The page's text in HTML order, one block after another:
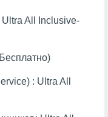
Ultra All Inclusive-
: Ultra All